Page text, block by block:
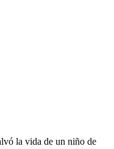
la vida de un niño de